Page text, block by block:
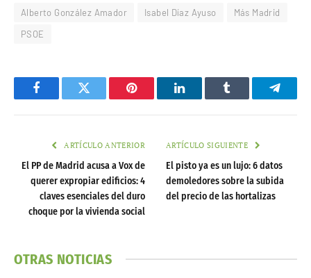
Alberto González Amador Isabel Díaz Ayuso
Más Madrid
PSOE
FacebookTwitter Pinterest LinkedInTumblr
ARTÍCULO ANTERIOR
El PP de Madrid acusa a Vox de
querer expropiar edificios: 4
claves esenciales del duro
choque por la vivienda social
ARTÍCULO SIGUIENTE
El pisto ya es un lujo: 6 datos
demoledores sobre la subida
del precio de las hortalizas
OTRAS NOTICIAS